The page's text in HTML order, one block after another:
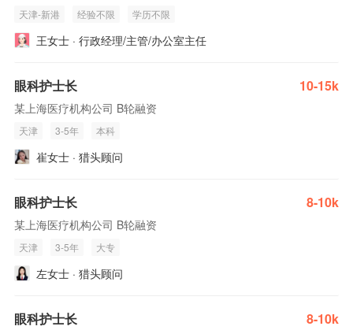
天津-新港 经验不限 学历不限
王女士 · 行政经理/主管/办公室主任
眼科护士长 10-15k
某上海医疗机构公司 B轮融资
天津 3-5年 本科
崔女士 · 猎头顾问
眼科护士长 8-10k
某上海医疗机构公司 B轮融资
天津 3-5年 大专
左女士 · 猎头顾问
眼科护士长 8-10k